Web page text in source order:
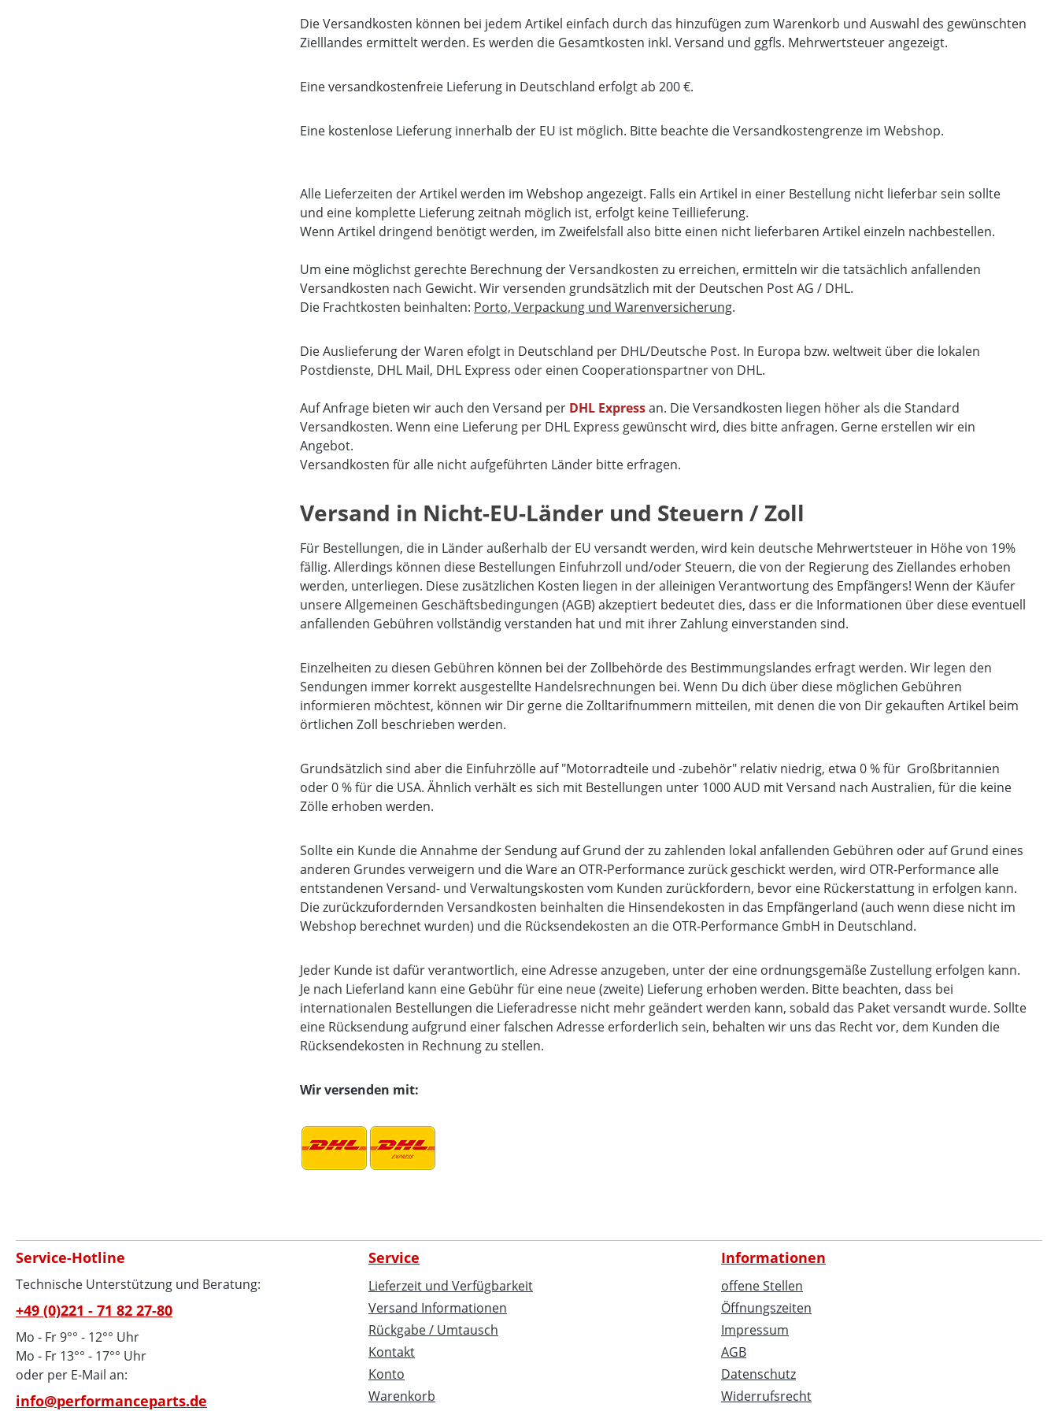
Die Versandkosten können bei jedem Artikel einfach durch das hinzufügen zum Warenkorb und Auswahl des gewünschten
Zielllandes ermittelt werden. Es werden die Gesamtkosten inkl. Versand und ggfls. Mehrwertsteuer angezeigt.
Eine versandkostenfreie Lieferung in Deutschland erfolgt ab 200 €.
Eine kostenlose Lieferung innerhalb der EU ist möglich. Bitte beachte die Versandkostengrenze im Webshop.
Alle Lieferzeiten der Artikel werden im Webshop angezeigt. Falls ein Artikel in einer Bestellung nicht lieferbar sein sollte
und eine komplette Lieferung zeitnah möglich ist, erfolgt keine Teillieferung.
Wenn Artikel dringend benötigt werden, im Zweifelsfall also bitte einen nicht lieferbaren Artikel einzeln nachbestellen.
Um eine möglichst gerechte Berechnung der Versandkosten zu erreichen, ermitteln wir die tatsächlich anfallenden
Versandkosten nach Gewicht. Wir versenden grundsätzlich mit der Deutschen Post AG / DHL.
Die Frachtkosten beinhalten: Porto, Verpackung und Warenversicherung.
Die Auslieferung der Waren efolgt in Deutschland per DHL/Deutsche Post. In Europa bzw. weltweit über die lokalen
Postdienste, DHL Mail, DHL Express oder einen Cooperationspartner von DHL.
Auf Anfrage bieten wir auch den Versand per DHL Expressan. Die Versandkosten liegen höher als die Standard
Versandkosten. Wenn eine Lieferung per DHL Express gewünscht wird, dies bitte anfragen. Gerne erstellen wir ein
Angebot.
Versandkosten für alle nicht aufgeführten Länder bitte erfragen.
Versand in Nicht-EU-Länder und Steuern / Zoll
Für Bestellungen, die in Länder außerhalb der EU versandt werden, wird kein deutsche Mehrwertsteuer in Höhe von 19%
fällig. Allerdings können diese Bestellungen Einfuhrzoll und/oder Steuern, die von der Regierung des Ziellandes erhoben
werden, unterliegen. Diese zusätzlichen Kosten liegen in der alleinigen Verantwortung des Empfängers! Wenn der Käufer
unsere Allgemeinen Geschäftsbedingungen (AGB) akzeptiert bedeutet dies, dass er die Informationen über diese eventuell
anfallenden Gebühren vollständig verstanden hat und mit ihrer Zahlung einverstanden sind.
Einzelheiten zu diesen Gebühren können bei der Zollbehörde des Bestimmungslandes erfragt werden. Wir legen den
Sendungen immer korrekt ausgestellte Handelsrechnungen bei. Wenn Du dich über diese möglichen Gebühren
informieren möchtest, können wir Dir gerne die Zolltarifnummern mitteilen, mit denen die von Dir gekauften Artikel beim
örtlichen Zoll beschrieben werden.
Grundsätzlich sind aber die Einfuhrzölle auf "Motorradteile und -zubehör" relativ niedrig, etwa 0 % für Großbritannien
oder 0 % für die USA. Ähnlich verhält es sich mit Bestellungen unter 1000 AUD mit Versand nach Australien, für die keine
Zölle erhoben werden.
Sollte ein Kunde die Annahme der Sendung auf Grund der zu zahlenden lokal anfallenden Gebühren oder auf Grund eines
anderen Grundes verweigern und die Ware an OTR-Performance zurück geschickt werden, wird OTR-Performance alle
entstandenen Versand- und Verwaltungskosten vom Kunden zurückfordern, bevor eine Rückerstattung in erfolgen kann.
Die zurückzufordernden Versandkosten beinhalten die Hinsendekosten in das Empfängerland (auch wenn diese nicht im
Webshop berechnet wurden) und die Rücksendekosten an die OTR-Performance GmbH in Deutschland.
Jeder Kunde ist dafür verantwortlich, eine Adresse anzugeben, unter der eine ordnungsgemäße Zustellung erfolgen kann.
Je nach Lieferland kann eine Gebühr für eine neue (zweite) Lieferung erhoben werden. Bitte beachten, dass bei
internationalen Bestellungen die Lieferadresse nicht mehr geändert werden kann, sobald das Paket versandt wurde. Sollte
eine Rücksendung aufgrund einer falschen Adresse erforderlich sein, behalten wir uns das Recht vor, dem Kunden die
Rücksendekosten in Rechnung zu stellen.
Wir versenden mit:
Service-Hotline
Technische Unterstützung und Beratung:
+49 (0)221 - 71 82 27-80
Mo - Fr 9°° - 12°° Uhr
Mo - Fr 13°° - 17°° Uhr
oder per E-Mail an:
info@performanceparts.de
Service
Lieferzeit und Verfügbarkeit
Versand Informationen
Rückgabe / Umtausch
Kontakt
Konto
Warenkorb
Informationen
offene Stellen
Öffnungszeiten
Impressum
AGB
Datenschutz
Widerrufsrecht